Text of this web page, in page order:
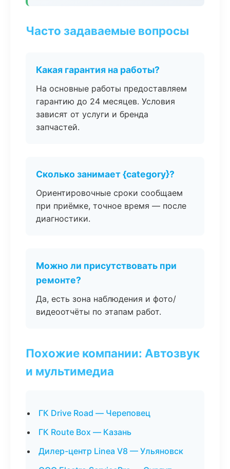
Часто задаваемые вопросы
Какая гарантия на работы?
На основные работы предоставляем
гарантию до 24 месяцев. Условия
зависят от услуги и бренда
запчастей.
Сколько занимает {category}?
Ориентировочные сроки сообщаем
при приёмке, точное время — после
диагностики.
Можно ли присутствовать при
ремонте?
Да, есть зона наблюдения и фото/
видеоотчёты по этапам работ.
Похожие компании: Автозвук
и мультимедиа
ГК Drive Road — Череповец
ГК Route Box — Казань
Дилер-центр Linea V8 — Ульяновск